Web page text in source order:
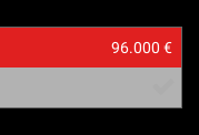
96.000 €